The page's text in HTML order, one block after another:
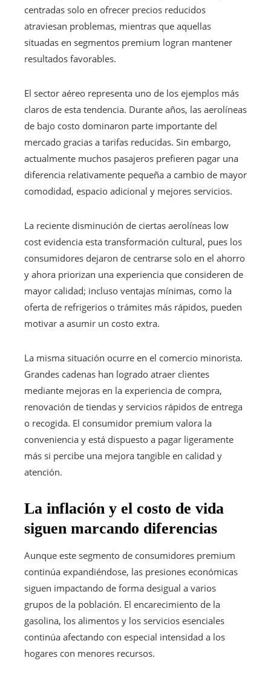
centradas solo en ofrecer precios reducidos
atraviesan problemas, mientras que aquellas
situadas en segmentos premium logran mantener
resultados favorables.
El sector aéreo representa uno de los ejemplos más
claros de esta tendencia. Durante años, las aerolíneas
de bajo costo dominaron parte importante del
mercado gracias a tarifas reducidas. Sin embargo,
actualmente muchos pasajeros prefieren pagar una
diferencia relativamente pequeña a cambio de mayor
comodidad, espacio adicional y mejores servicios.
La reciente disminución de ciertas aerolíneas low
cost evidencia esta transformación cultural, pues los
consumidores dejaron de centrarse solo en el ahorro
y ahora priorizan una experiencia que consideren de
mayor calidad; incluso ventajas mínimas, como la
oferta de refrigerios o trámites más rápidos, pueden
motivar a asumir un costo extra.
La misma situación ocurre en el comercio minorista.
Grandes cadenas han logrado atraer clientes
mediante mejoras en la experiencia de compra,
renovación de tiendas y servicios rápidos de entrega
o recogida. El consumidor premium valora la
conveniencia y está dispuesto a pagar ligeramente
más si percibe una mejora tangible en calidad y
atención.
La inflación y el costo de vida
siguen marcando diferencias
Aunque este segmento de consumidores premium
continúa expandiéndose, las presiones económicas
siguen impactando de forma desigual a varios
grupos de la población. El encarecimiento de la
gasolina, los alimentos y los servicios esenciales
continúa afectando con especial intensidad a los
hogares con menores recursos.